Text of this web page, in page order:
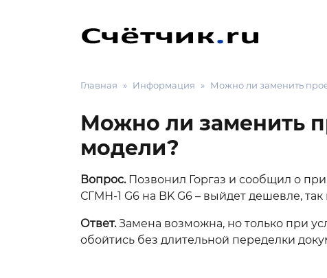
Главная Информация Можно ли заменить
Можно ли заменить
модели?
Вопрос.Позвонил Горгаз и сообщил о
СГМН-1 G6 на BK G6 – выйдет дешевле,
Ответ.Замена возможна, но только при
обойтись без длительной переделки